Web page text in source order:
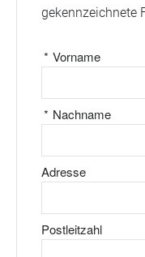
gekennzeichnete
Vorname
*
Nachname
*
Adresse
Postleitzahl